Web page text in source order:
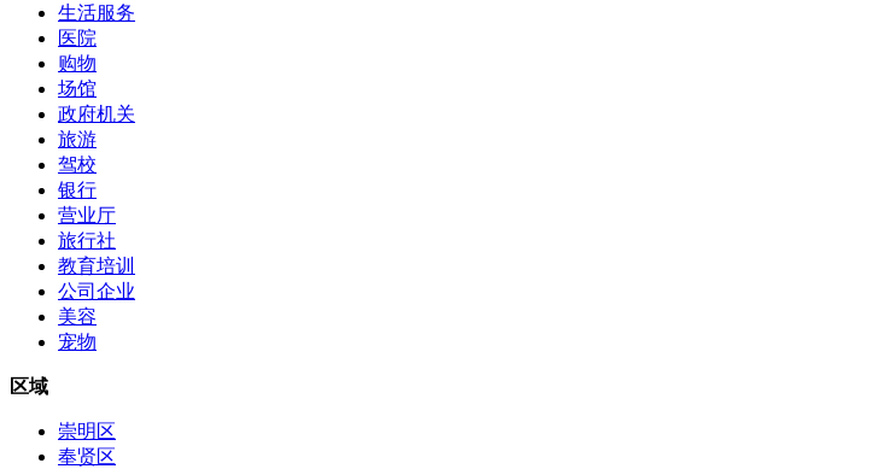
生活服务
医院
购物
场馆
政府机关
旅游
驾校
银行
营业厅
旅行社
教育培训
公司企业
美容
宠物
区域
崇明区
奉贤区